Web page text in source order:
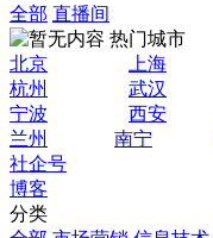
全部 直播间
热门城市
北京
上海
杭州
武汉
宁波
西安
兰州
南宁
社企号
博客
分类